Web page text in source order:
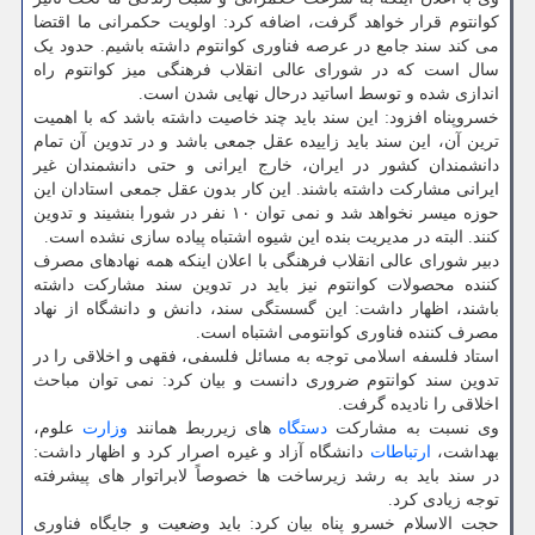
کوانتوم قرار خواهد گرفت، اضافه کرد: اولویت حکمرانی ما اقتضا
می کند سند جامع در عرصه فناوری کوانتوم داشته باشیم. حدود یک
سال است که در شورای عالی انقلاب فرهنگی میز کوانتوم راه
اندازی شده و توسط اساتید درحال نهایی شدن است.
خسروپناه افزود: این سند باید چند خاصیت داشته باشد که با اهمیت
ترین آن، این سند باید زاییده عقل جمعی باشد و در تدوین آن تمام
دانشمندان کشور در ایران، خارج ایرانی و حتی دانشمندان غیر
ایرانی مشارکت داشته باشند. این کار بدون عقل جمعی استادان این
حوزه میسر نخواهد شد و نمی توان ۱۰ نفر در شورا بنشیند و تدوین
کنند. البته در مدیریت بنده این شیوه اشتباه پیاده سازی نشده است.
دبیر شورای عالی انقلاب فرهنگی با اعلان اینکه همه نهادهای مصرف
کننده محصولات کوانتوم نیز باید در تدوین سند مشارکت داشته
باشند، اظهار داشت: این گسستگی سند، دانش و دانشگاه از نهاد
مصرف کننده فناوری کوانتومی اشتباه است.
استاد فلسفه اسلامی توجه به مسائل فلسفی، فقهی و اخلاقی را در
تدوین سند کوانتوم ضروری دانست و بیان کرد: نمی توان مباحث
اخلاقی را نادیده گرفت.
وی نسبت به مشارکت دستگاه های زیرربط همانند وزارت علوم،
بهداشت،
ارتباطات دانشگاه آزاد و غیره اصرار کرد و اظهار داشت:
در سند باید به رشد زیرساخت ها خصوصاً لابراتوار های پیشرفته
توجه زیادی کرد.
حجت الاسلام خسرو پناه بیان کرد: باید وضعیت و جایگاه فناوری